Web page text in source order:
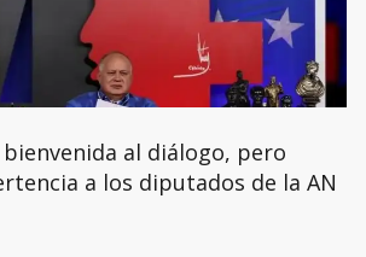
al diálogo, pero
a los diputados de la AN